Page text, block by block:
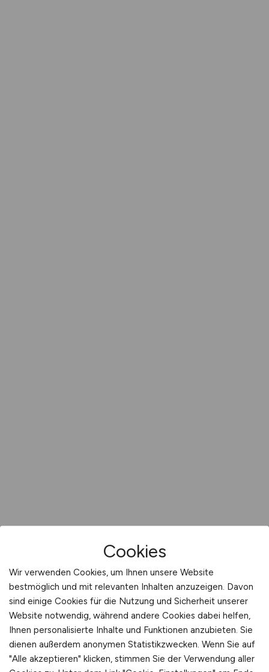
Cookies
Wir verwenden Cookies, um Ihnen unsere Website
bestmöglich und mit relevanten Inhalten anzuzeigen. Davon
sind einige Cookies für die Nutzung und Sicherheit unserer
Website notwendig, während andere Cookies dabei helfen,
Ihnen personalisierte Inhalte und Funktionen anzubieten. Sie
dienen außerdem anonymen Statistikzwecken. Wenn Sie auf
"Alle akzeptieren" klicken, stimmen Sie der Verwendung aller